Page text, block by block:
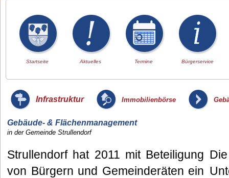
Startseite Aktuelles Termine Bürgerservice
Infrastruktur Immobilienbörse
Gebäude- & Flächenmanagement
in der Gemeinde Strullendorf
Strullendorf hat 2011 mit Beteiligung
von Bürgern und Gemeinderäten ein